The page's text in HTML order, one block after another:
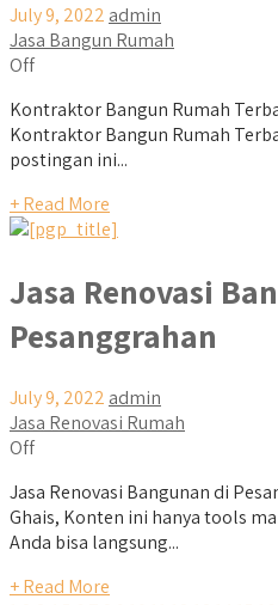
July 9, 2022 admin
Jasa Bangun Rumah
Off
Kontraktor Bangun Rumah
Kontraktor Bangun Rumah
postingan ini...
+ Read More
Jasa Renovasi
Pesanggrahan
July 9, 2022 admin
Jasa Renovasi Rumah
Off
Jasa Renovasi Bangunan di
Ghais, Konten ini hanya tools
Anda bisa langsung...
+ Read More